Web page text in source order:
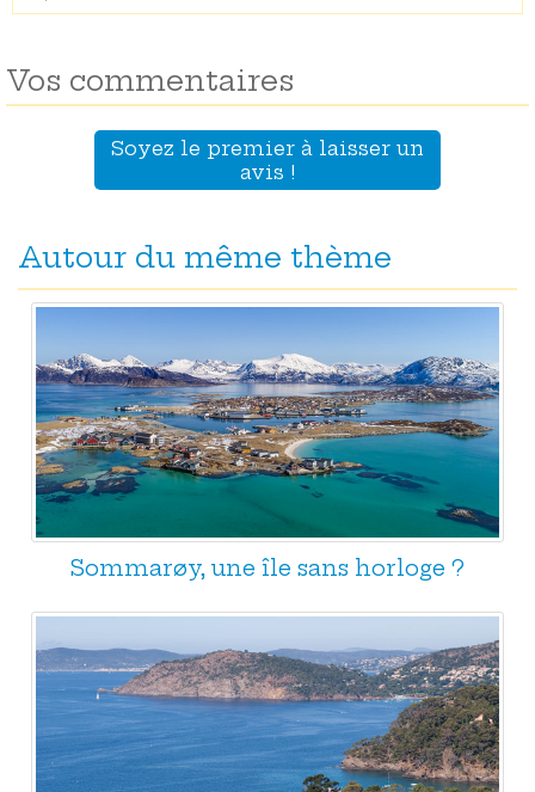
Vos commentaires
Soyez le premier à laisser un
avis !
Autour du même thème
Sommarøy, une île sans horloge ?